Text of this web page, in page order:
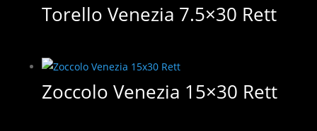
Torello Venezia 7.5×30 Rett
Zoccolo Venezia 15×30 Rett